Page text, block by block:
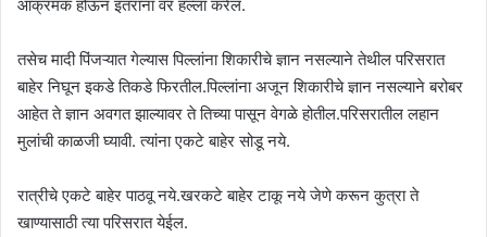
आक्रमक होऊन इतरांना वर हल्ला करेल.
तसेच मादी पिंजऱ्यात गेल्यास पिल्लांना शिकारीचे ज्ञान नसल्याने तेथील परिसरात
बाहेर निघून इकडे तिकडे फिरतील.पिल्लांना अजून शिकारीचे ज्ञान नसल्याने बरोबर
आहेत ते ज्ञान अवगत झाल्यावर ते तिच्या पासून वेगळे होतील.परिसरातील लहान
मुलांची काळजी घ्यावी. त्यांना एकटे बाहेर सोडू नये.
रात्रीचे एकटे बाहेर पाठवू नये.खरकटे बाहेर टाकू नये जेणे करून कुत्रा ते
खाण्यासाठी त्या परिसरात येईल.